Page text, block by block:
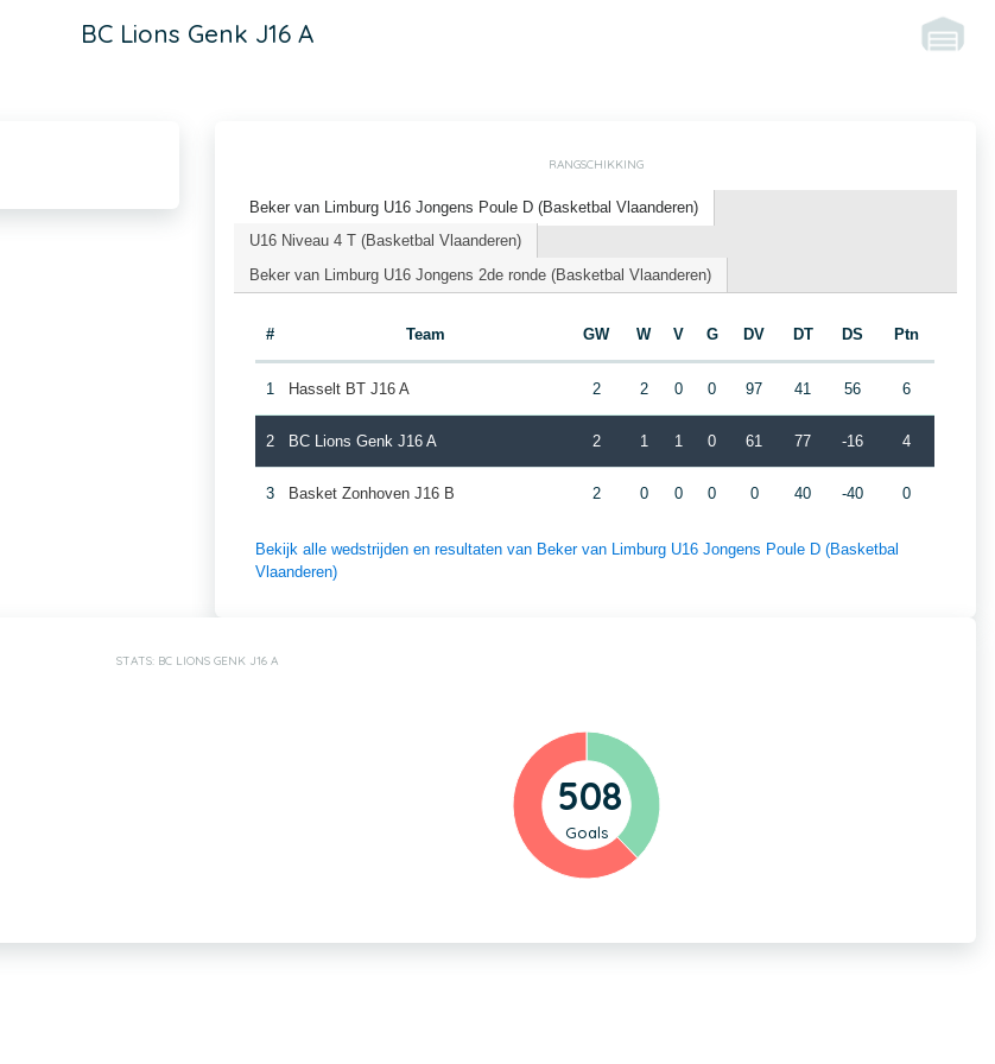
BC Lions Genk J16 A
RANGSCHIKKING
Beker van Limburg U16 Jongens Poule D (Basketbal Vlaanderen)
U16 Niveau 4 T (Basketbal Vlaanderen)
Beker van Limburg U16 Jongens 2de ronde (Basketbal Vlaanderen)
# Team GW W V G DV DT DS Ptn
1 Hasselt BT J16 A 2 2 0 0 97 41 56 6
2 BC Lions Genk J16 A 2 1 1 0 61 77 -16 4
3 Basket Zonhoven J16 B 2 0 0 0 0 40 -40 0
Bekijk alle wedstrijden en resultaten van Beker van Limburg U16 Jongens Poule D (Basketbal
Vlaanderen)
STATS: BC LIONS GENK J16 A
508
Goals